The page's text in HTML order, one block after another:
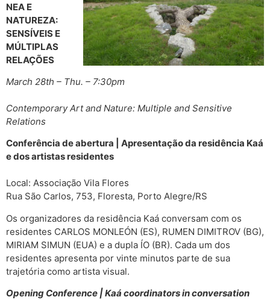
NEA E
NATUREZA:
SENSÍVEIS E
MÚLTIPLAS
RELAÇÕES
March 28th – Thu. – 7:30pm
Contemporary Art and Nature: Multiple and Sensitive
Relations
Conferência de abertura | Apresentação da residência Kaá
e dos artistas residentes
Local: Associação Vila Flores
Rua São Carlos, 753, Floresta, Porto Alegre/RS
Os organizadores da residência Kaá conversam com os
residentes CARLOS MONLEÓN (ES), RUMEN DIMITROV (BG),
MIRIAM SIMUN (EUA) e a dupla ÍO (BR). Cada um dos
residentes apresenta por vinte minutos parte de sua
trajetória como artista visual.
Opening Conference | Kaá coordinators in conversation